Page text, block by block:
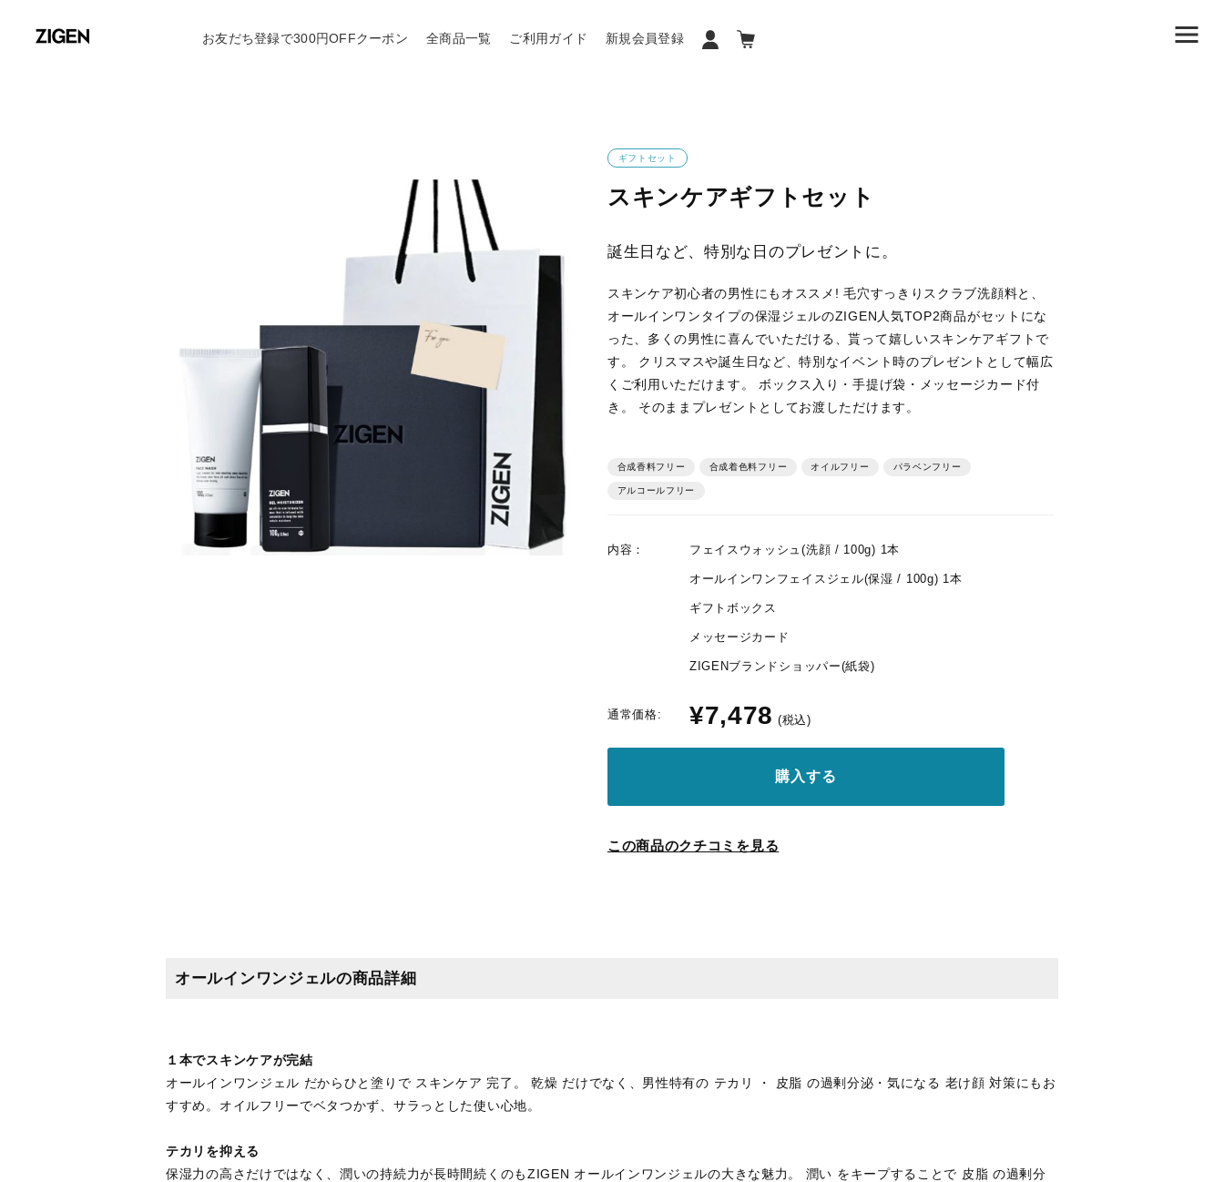
お友だち登録で300円OFFクーポン 全商品一覧 ご利用ガイド 新規会員登録
ギフトセット
スキンケアギフトセット
誕生日など、特別な日のプレゼントに。
スキンケア初心者の男性にもオススメ! 毛穴すっきりスクラブ洗顔料と、
オールインワンタイプの保湿ジェルのZIGEN人気TOP2商品がセットにな
った、多くの男性に喜んでいただける、貰って嬉しいスキンケアギフトで
す。 クリスマスや誕生日など、特別なイベント時のプレゼントとして幅広
くご利用いただけます。 ボックス入り・手提げ袋・メッセージカード付
き。 そのままプレゼントとしてお渡しただけます。
合成香料フリー 合成着色料フリー オイルフリー パラベンフリー
アルコールフリー
内容： フェイスウォッシュ(洗顔 / 100g) 1本
オールインワンフェイスジェル(保湿 / 100g) 1本
ギフトボックス
メッセージカード
ZIGENブランドショッパー(紙袋)
通常価格: ¥7,478 (税込)
購入する
この商品のクチコミを見る
オールインワンジェルの商品詳細
１本でスキンケアが完結
オールインワンジェル だからひと塗りで スキンケア 完了。 乾燥 だけでなく、男性特有の テカリ ・ 皮脂 の過剰分泌・気になる 老け顔 対策にもお
すすめ。オイルフリーでベタつかず、サラっとした使い心地。
テカリを抑える
保湿力の高さだけではなく、潤いの持続力が長時間続くのもZIGEN オールインワンジェルの大きな魅力。 潤い をキープすることで 皮脂 の過剰分